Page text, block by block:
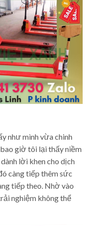
như mình vừa chinh
giờ tôi lại thấy niềm
lời khen cho dịch
càng tiếp thêm sức
tiếp theo. Nhờ vào
nghiệm không thể